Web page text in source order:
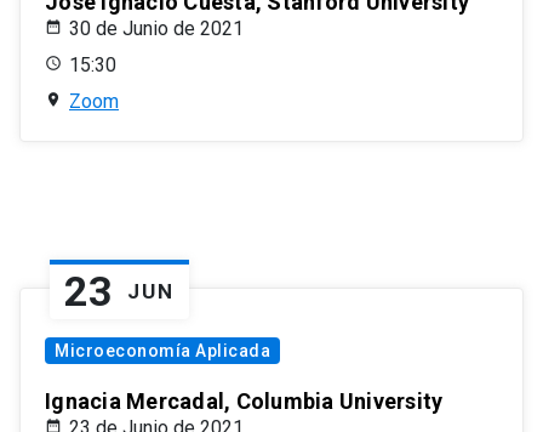
30 de Junio de 2021
15:30
Zoom
23 JUN
Microeconomía Aplicada
Ignacia Mercadal, Columbia University